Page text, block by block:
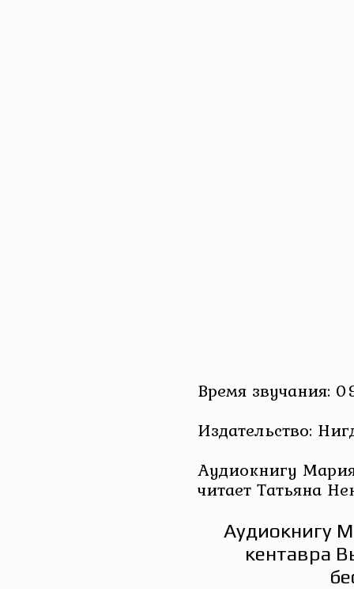
Время звучания:
Издательство:
Аудиокнигу
читает Татьяна
Аудиокнигу
кентавра